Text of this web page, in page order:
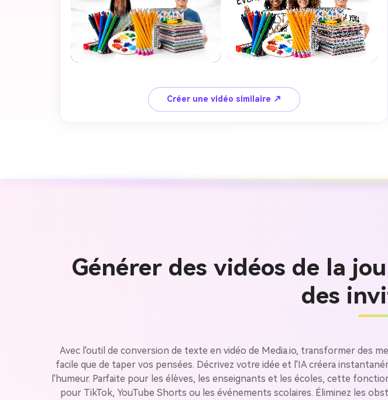
Créer une vidéo similaire ↗
Générer des vidéos de la
des
Avec l'outil de conversion de texte en vidéo de Media.io, transformer des
facile que de taper vos pensées. Décrivez votre idée et l'IA créera
l'humeur. Parfaite pour les élèves, les enseignants et les écoles, cette
pour TikTok, YouTube Shorts ou les événements scolaires. Éliminez les